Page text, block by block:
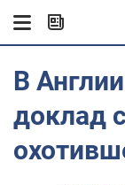
В
доклад